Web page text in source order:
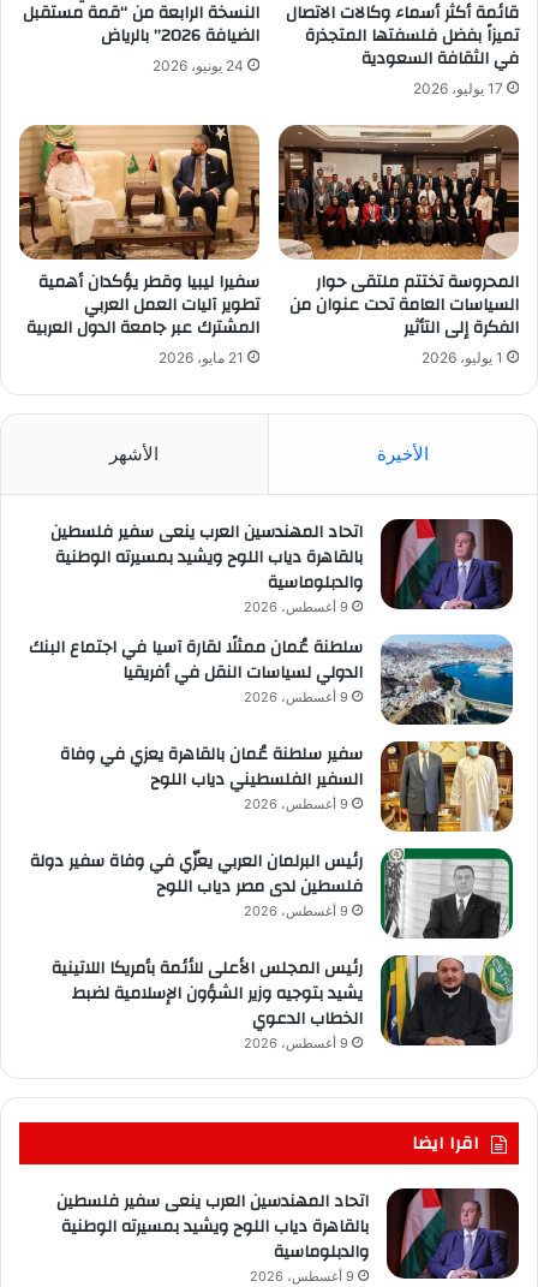
قائمة أكثر أسماء وكالات الاتصال
تميزاً بفضل فلسفتها المتجذرة
في الثقافة السعودية
17 يوليو، 2026
النسخة الرابعة من “قمة مستقبل
الضيافة 2026” بالرياض
24 يونيو، 2026
المحروسة تختتم ملتقى حوار
السياسات العامة تحت عنوان من
الفكرة إلى التأثير
1 يوليو، 2026
سفيرا ليبيا وقطر يؤكدان أهمية
تطوير آليات العمل العربي
المشترك عبر جامعة الدول العربية
21 مايو، 2026
الأخيرة الأشهر
اتحاد المهندسين العرب ينعى سفير فلسطين
بالقاهرة دياب اللوح ويشيد بمسيرته الوطنية
والدبلوماسية
9 أغسطس، 2026
سلطنة عُمان ممثلًا لقارة آسيا في اجتماع البنك
الدولي لسياسات النقل في أفريقيا
9 أغسطس، 2026
سفير سلطنة عُمان بالقاهرة يعزي في وفاة
السفير الفلسطيني دياب اللوح
9 أغسطس، 2026
رئيس البرلمان العربي يعزّي في وفاة سفير دولة
فلسطين لدى مصر دياب اللوح
9 أغسطس، 2026
رئيس المجلس الأعلى للأئمة بأمريكا اللاتينية
يشيد بتوجيه وزير الشؤون الإسلامية لضبط
الخطاب الدعوي
9 أغسطس، 2026
اقرا ايضا
اتحاد المهندسين العرب ينعى سفير فلسطين
بالقاهرة دياب اللوح ويشيد بمسيرته الوطنية
والدبلوماسية
9 أغسطس، 2026